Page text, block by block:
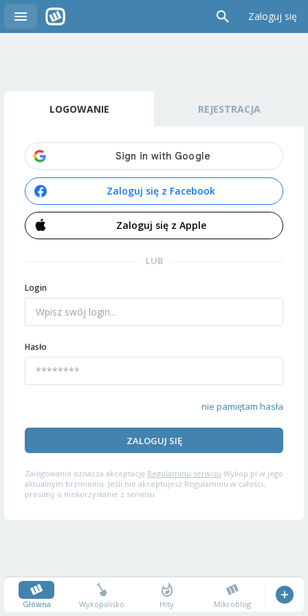
Zaloguj się
LOGOWANIE REJESTRACJA
Zaloguj się z Facebook
Zaloguj się z Apple
LUB
Login
Hasło
nie pamiętam hasła
ZALOGUJ SIĘ
Zalogowanie oznacza akceptację Regulaminu serwisu Wykop.pl w jego
aktualnym brzmieniu. Jeśli nie akceptujesz Regulaminu w całości,
prosimy o niekorzystanie z serwisu.
Główna Wykopalisko Hity Mikroblog